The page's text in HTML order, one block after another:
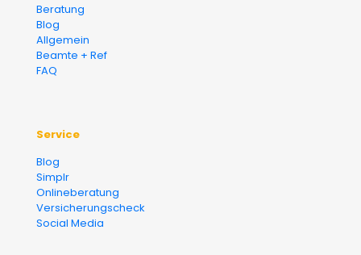
Beratung
Blog
Allgemein
Beamte + Ref
FAQ
Service
Blog
Simplr
Onlineberatung
Versicherungscheck
Social Media